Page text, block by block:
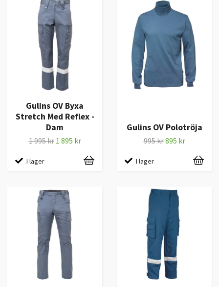
Gulins OV Byxa
Stretch Med Reflex -
Dam
1 995 kr 1 895 kr
I lager
Gulins OV Polotröja
995 kr895 kr
I lager